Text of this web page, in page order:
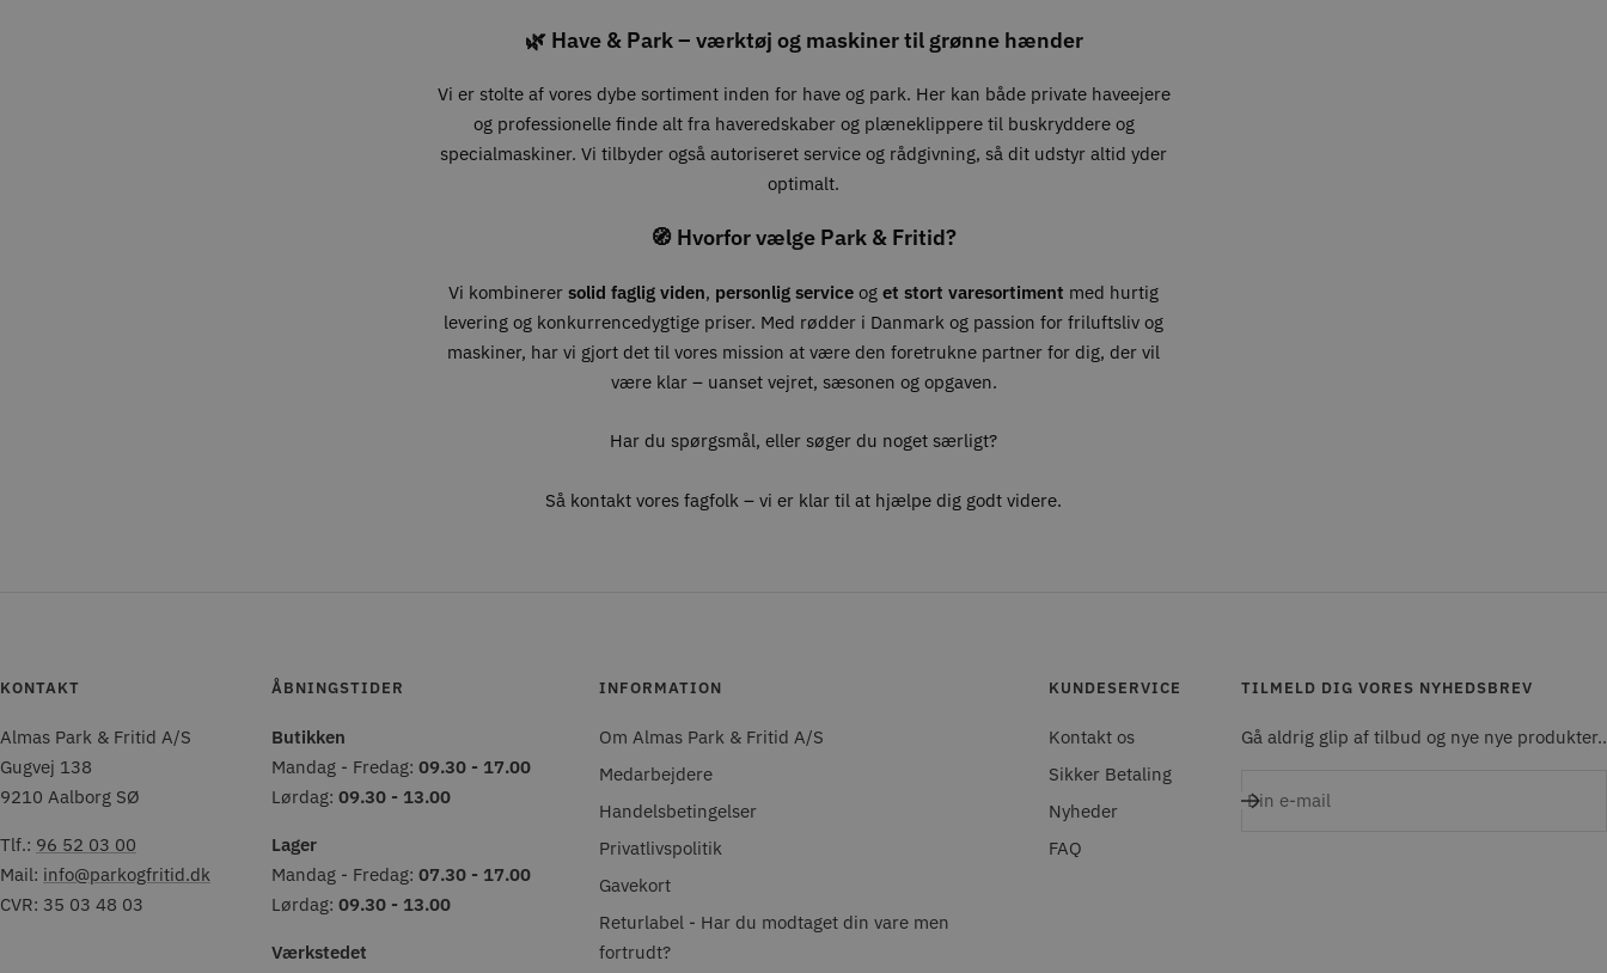
🌿 Have & Park – værktøj og maskiner til grønne hænder
Vi er stolte af vores dybe sortiment inden for have og park. Her kan både private haveejere
og professionelle finde alt fra haveredskaber og plæneklippere til buskryddere og
specialmaskiner. Vi tilbyder også autoriseret service og rådgivning, så dit udstyr altid yder
optimalt.
🧭 Hvorfor vælge Park & Fritid?
Vi kombinerer solid faglig viden, personlig service og et stort varesortiment med hurtig
levering og konkurrencedygtige priser. Med rødder i Danmark og passion for friluftsliv og
maskiner, har vi gjort det til vores mission at være den foretrukne partner for dig, der vil
være klar – uanset vejret, sæsonen og opgaven.
Har du spørgsmål, eller søger du noget særligt?
Så kontakt vores fagfolk – vi er klar til at hjælpe dig godt videre.
KONTAKT
Almas Park & Fritid A/S
Gugvej 138
9210 Aalborg SØ
Tlf.: 96 52 03 00
Mail: info@parkogfritid.dk
CVR: 35 03 48 03
ÅBNINGSTIDER
Butikken
Mandag - Fredag: 09.30 - 17.00
Lørdag: 09.30 - 13.00
Lager
Mandag - Fredag: 07.30 - 17.00
Lørdag: 09.30 - 13.00
Værkstedet
INFORMATION
Om Almas Park & Fritid A/S
Medarbejdere
Handelsbetingelser
Privatlivspolitik
Gavekort
Returlabel - Har du modtaget din vare men
fortrudt?
KUNDESERVICE
Kontakt os
Sikker Betaling
Nyheder
FAQ
TILMELD DIG VORES NYHEDSBREV
Gå aldrig glip af tilbud og nye nye produkter..
Din e-mail